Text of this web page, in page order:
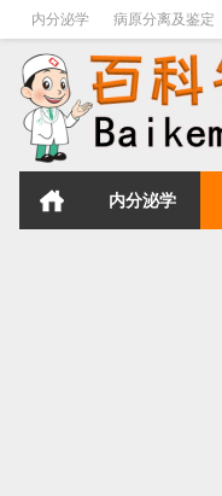
内分泌学 病原分离及鉴定
内分泌学